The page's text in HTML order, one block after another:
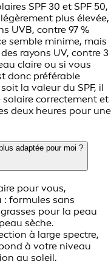
SPF 30 et SPF 50,
plus élevée,
UVB, contre 97 %
semble minime, mais
rayons UV, contre 3
claire ou si vous
donc préférable
la valeur du SPF, il
solaire correctement et
deux heures pour une
adaptée pour moi ?
pour vous,
: formules sans
pour la peau
sèche.
à large spectre,
à votre niveau
au soleil.